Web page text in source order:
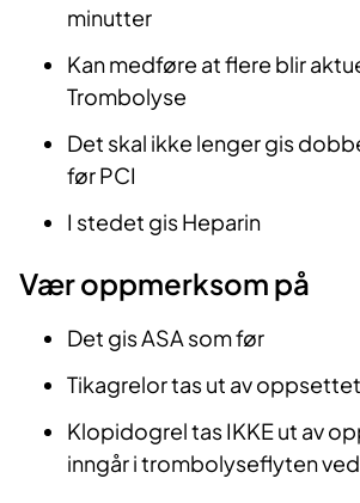
minutter
Kan medføre at flere blir
Trombolyse
Det skal ikke lenger gis
før PCI
I stedet gis Heparin
Vær oppmerksom på
Det gis ASA som før
Tikagrelor tas ut av
Klopidogrel tas IKKE ut av
inngår i trombolyseflyten ved